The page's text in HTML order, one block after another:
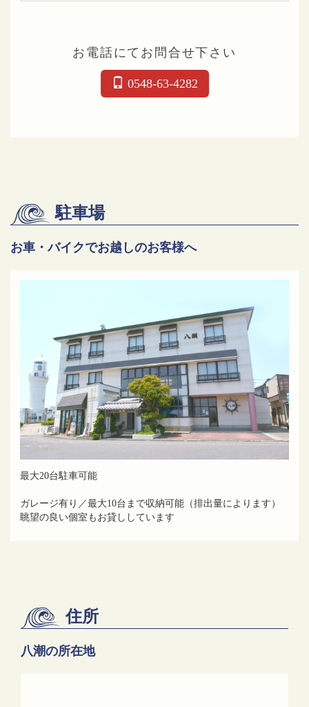
お電話にてお問合せ下さい
0548-63-4282
駐車場
お車・バイクでお越しのお客様へ
最大20台駐車可能
ガレージ有り／最大10台まで収納可能（排出量によります）
眺望の良い個室もお貸ししています
住所
八潮の所在地